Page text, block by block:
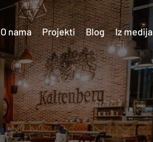
O nama Projekti Blog Iz medija